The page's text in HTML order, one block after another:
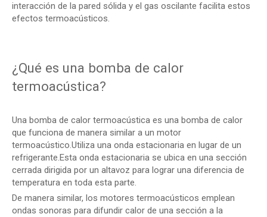
interacción de la pared sólida y el gas oscilante facilita estos
efectos termoacústicos.
¿Qué es una bomba de calor
termoacústica?
Una bomba de calor termoacústica es una bomba de calor
que funciona de manera similar a un motor
termoacústico.Utiliza una onda estacionaria en lugar de un
refrigerante.Esta onda estacionaria se ubica en una sección
cerrada dirigida por un altavoz para lograr una diferencia de
temperatura en toda esta parte.
De manera similar, los motores termoacústicos emplean
ondas sonoras para difundir calor de una sección a la